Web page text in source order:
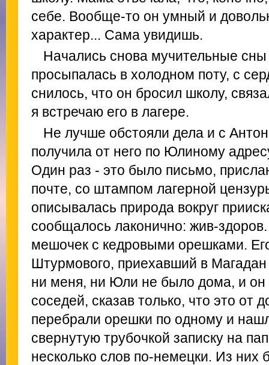
себе. Вообще-то он умный и
характер... Сама увидишь.
Начались снова мучительные
просыпалась в холодном поту, с
снилось, что он бросил школу,
я встречаю его в лагере.
Не лучше обстояли дела и с
получила от него по Юлиному
Один раз - это было письмо,
почте, со штампом лагерной
описывалась природа вокруг
сообщалось лаконично: жив-
мешочек с кедровыми орешками.
Штурмового, приехавший в
ни меня, ни Юли не было дома, и он
соседей, сказав только, что это от
перебрали орешки по одному и
свернутую трубочкой записку на
несколько слов по-немецки. Из них